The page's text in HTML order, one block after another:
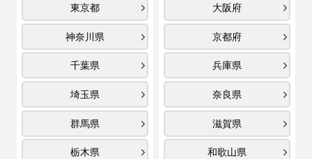
東京都
神奈川県
千葉県
埼玉県
群馬県
栃木県
大阪府
京都府
兵庫県
奈良県
滋賀県
和歌山県